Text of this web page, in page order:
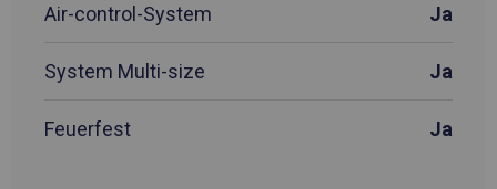
Air-control-System Ja
System Multi-size Ja
Feuerfest Ja